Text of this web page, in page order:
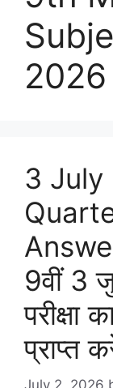
2026
3 July
Answer
9वीं 3
परीक्षा
प्राप्त
July 2, 2026